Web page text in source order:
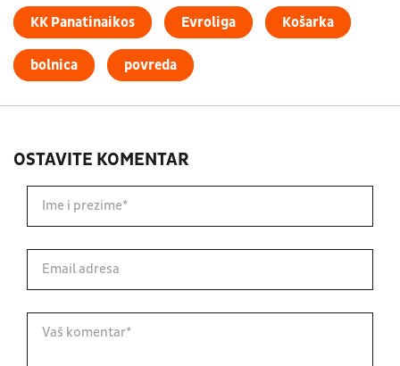
KK Panatinaikos Evroliga Košarka
bolnica povreda
OSTAVITE KOMENTAR